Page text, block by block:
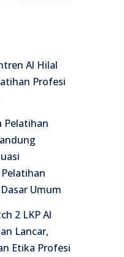
Al Hilal
Profesi
Pelatihan
Umum
2 LKP Al
Lancar,
Etika Profesi